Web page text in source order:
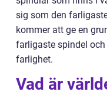
sig som den
kommer att ge en
farligaste spindel
farlighet.
Vad är